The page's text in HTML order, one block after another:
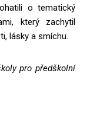
o tematický
který zachytil
lásky a smíchu.
pro předškolní